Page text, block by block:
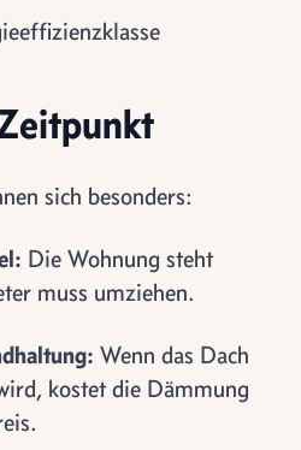
sich besonders:
Die Wohnung steht
muss umziehen.
Wenn das Dach
kostet die Dämmung